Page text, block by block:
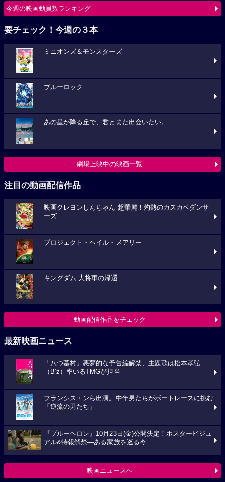
今週の映画動員数ランキング
要チェック！今週の３本
ミニオンズ＆モンスターズ
ブルーロック
あの星が降る丘で、君とまた出会いたい。
劇場上映中の映画一覧
注目の動画配信作品
映画クレヨンしんちゃん 超華麗！灼熱のカスカベダンサ
ーズ
プロジェクト・ヘイル・メアリー
キングダム 大将軍の帰還
動画配信作品をチェック
最新映画ニュース
「八つ墓村」悪夢的な予告編解禁、主題歌は松本孝弘
（B’z）率いるTMGが担当
フランシス・ンら出演。中年男たちがボートレースに挑む
「逆流の男たち」
『ブルーヘロン』10月23日(金)公開決定！ポスタービジュ
アル&特報解禁―ある家族を巡る今...
映画ニュースへ